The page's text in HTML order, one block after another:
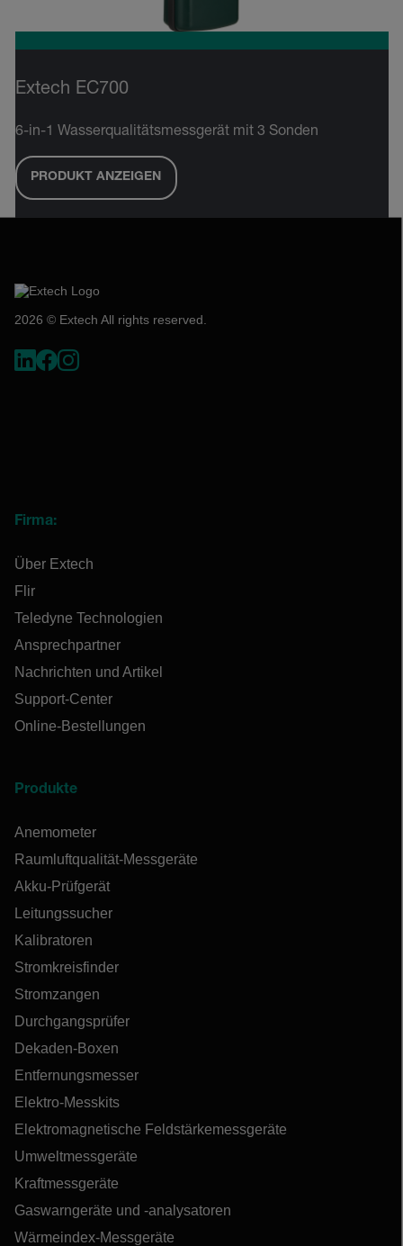
Extech EC700
6-in-1 Wasserqualitätsmessgerät mit 3 Sonden
PRODUKT ANZEIGEN
2026 © Extech All rights reserved.
Firma:
Über Extech
Flir
Teledyne Technologien
Ansprechpartner
Nachrichten und Artikel
Support-Center
Online-Bestellungen
Produkte
Anemometer
Raumluftqualität-Messgeräte
Akku-Prüfgerät
Leitungssucher
Kalibratoren
Stromkreisfinder
Stromzangen
Durchgangsprüfer
Dekaden-Boxen
Entfernungsmesser
Elektro-Messkits
Elektromagnetische Feldstärkemessgeräte
Umweltmessgeräte
Kraftmessgeräte
Gaswarngeräte und -analysatoren
Wärmeindex-Messgeräte